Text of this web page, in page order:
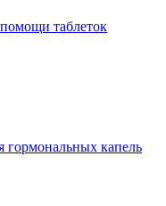
таблеток
гормональных капель